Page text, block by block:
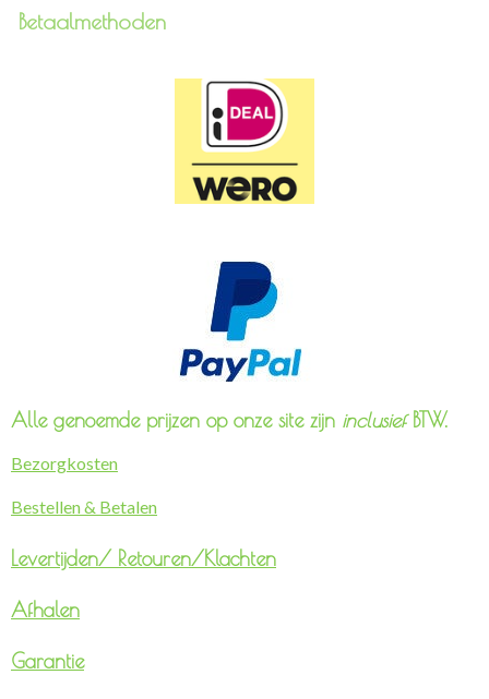
Betaalmethoden
Alle genoemde prijzen op onze site zijn inclusiefBTW.
Bezorgkosten
Bestellen & Betalen
Levertijden/ Retouren/Klachten
Afhalen
Garantie